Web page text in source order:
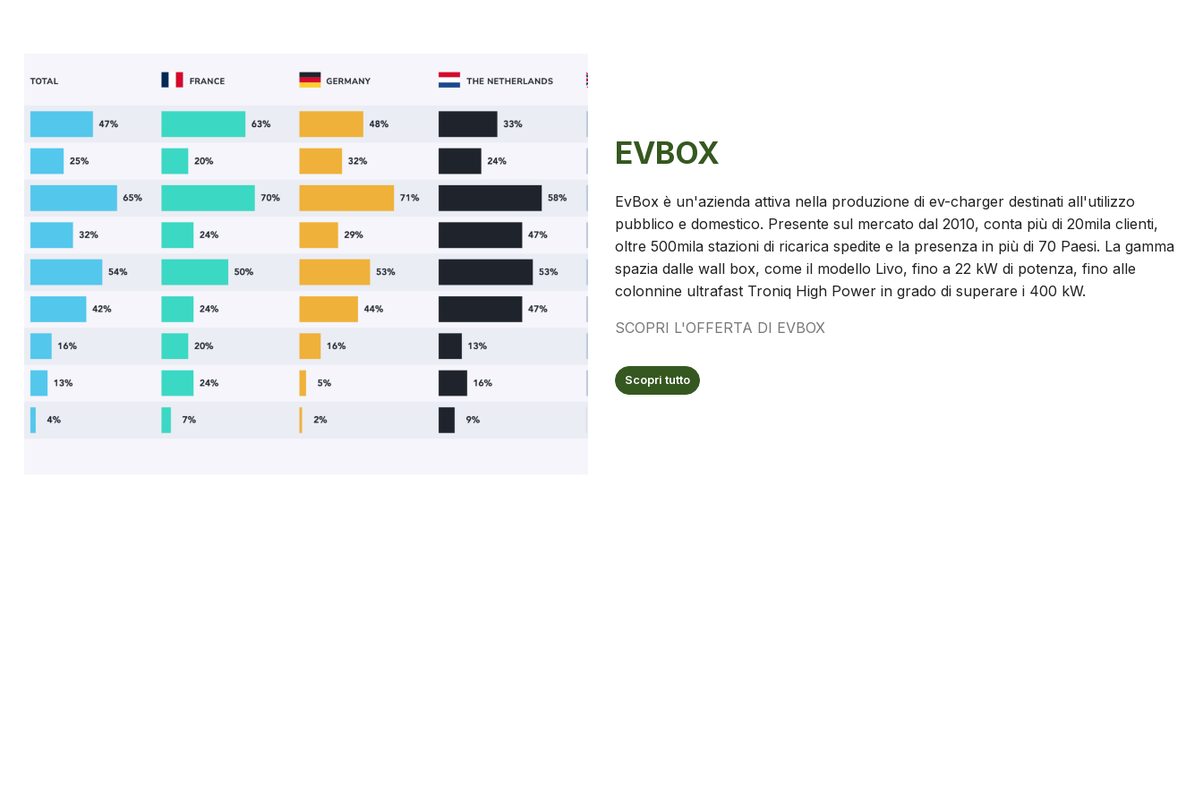
EVBOX
EvBox è un'azienda attiva nella produzione di ev-charger destinati all'utilizzo
pubblico e domestico. Presente sul mercato dal 2010, conta più di 20mila clienti,
oltre 500mila stazioni di ricarica spedite e la presenza in più di 70 Paesi. La gamma
spazia dalle wall box, come il modello Livo, fino a 22 kW di potenza, fino alle
colonnine ultrafast Troniq High Power in grado di superare i 400 kW.
SCOPRI L'OFFERTA DI EVBOX
Scopri tutto